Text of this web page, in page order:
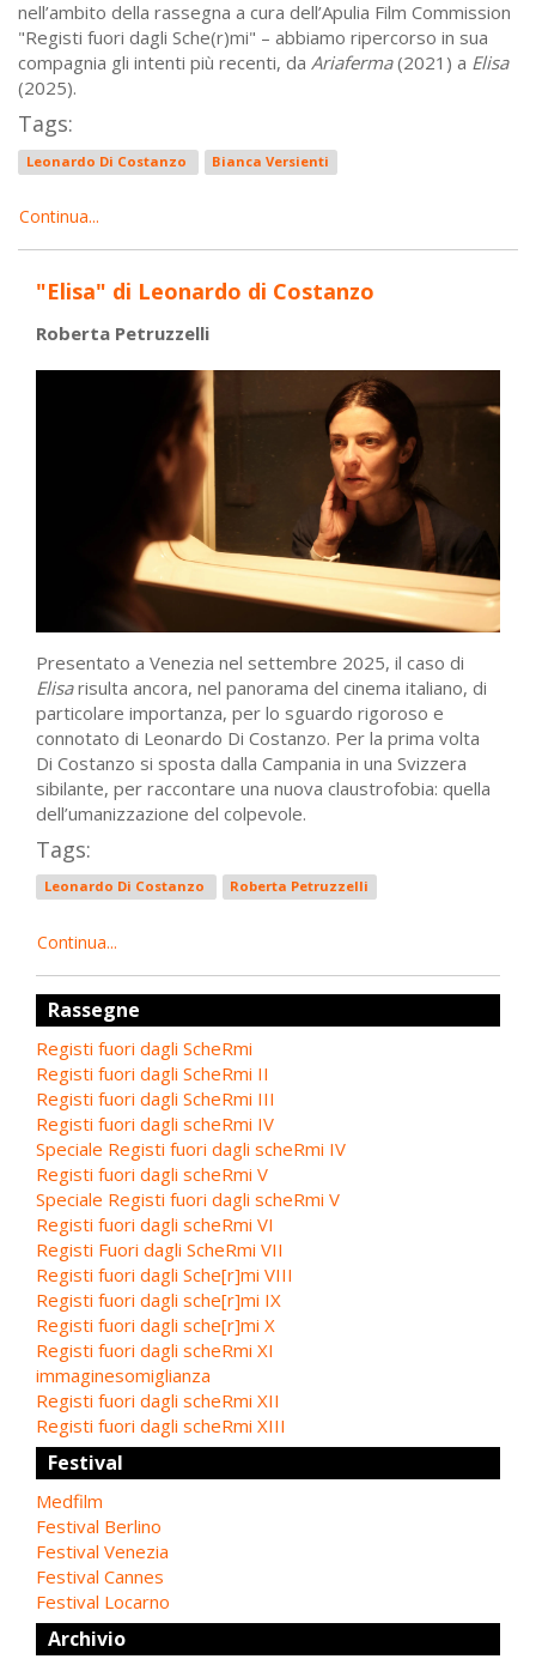
nell’ambito della rassegna a cura dell’Apulia Film Commission
"Registi fuori dagli Sche(r)mi" – abbiamo ripercorso in sua
compagnia gli intenti più recenti, da Ariaferma(2021) a Elisa
(2025).
Tags:
Leonardo Di Costanzo Bianca Versienti
Continua...
"Elisa" di Leonardo di Costanzo
Roberta Petruzzelli
Presentato a Venezia nel settembre 2025, il caso di
Elisarisulta ancora, nel panorama del cinema italiano, di
particolare importanza, per lo sguardo rigoroso e
connotato di Leonardo Di Costanzo. Per la prima volta
Di Costanzo si sposta dalla Campania in una Svizzera
sibilante, per raccontare una nuova claustrofobia: quella
dell’umanizzazione del colpevole.
Tags:
Leonardo Di Costanzo Roberta Petruzzelli
Continua...
Rassegne
Registi fuori dagli ScheRmi
Registi fuori dagli ScheRmi II
Registi fuori dagli ScheRmi III
Registi fuori dagli scheRmi IV
Speciale Registi fuori dagli scheRmi IV
Registi fuori dagli scheRmi V
Speciale Registi fuori dagli scheRmi V
Registi fuori dagli scheRmi VI
Registi Fuori dagli ScheRmi VII
Registi fuori dagli Sche[r]mi VIII
Registi fuori dagli sche[r]mi IX
Registi fuori dagli sche[r]mi X
Registi fuori dagli scheRmi XI
immaginesomiglianza
Registi fuori dagli scheRmi XII
Registi fuori dagli scheRmi XIII
Festival
Medfilm
Festival Berlino
Festival Venezia
Festival Cannes
Festival Locarno
Archivio